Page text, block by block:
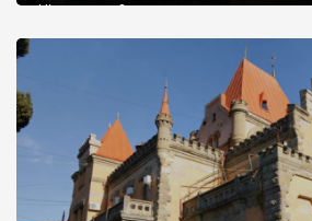
Ніжин греки?